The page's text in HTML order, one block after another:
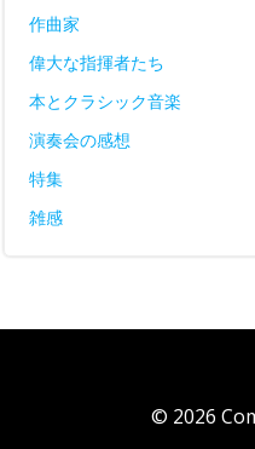
作曲家
偉大な指揮者たち
本とクラシック音楽
演奏会の感想
特集
雑感
© 2026